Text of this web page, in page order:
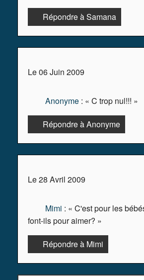
Répondre à Samana
Le 06 Juin 2009
Anonyme : « C trop nul!!! »
Répondre à Anonyme
Le 28 Avril 2009
Mimi : « C'est pour les
font-ils pour aimer? »
Répondre à Mimi